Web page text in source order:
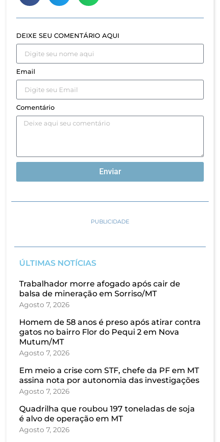
DEIXE SEU COMENTÁRIO AQUI
Email
Comentário
Enviar
PUBLICIDADE
ÚLTIMAS NOTÍCIAS
Trabalhador morre afogado após cair de
balsa de mineração em Sorriso/MT
Agosto 7, 2026
Homem de 58 anos é preso após atirar contra
gatos no bairro Flor do Pequi 2 em Nova
Mutum/MT
Agosto 7, 2026
Em meio a crise com STF, chefe da PF em MT
assina nota por autonomia das investigações
Agosto 7, 2026
Quadrilha que roubou 197 toneladas de soja
é alvo de operação em MT
Agosto 7, 2026